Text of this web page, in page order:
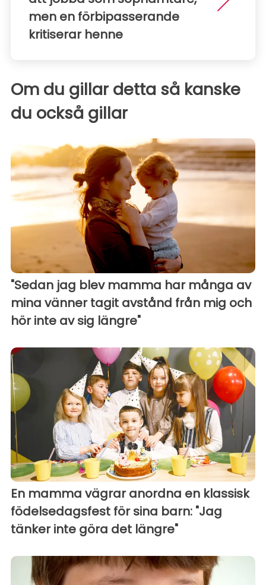
men en förbipasserande
kritiserar henne
Om du gillar detta så kanske
du också gillar
"Sedan jag blev mamma har många av
mina vänner tagit avstånd från mig och
hör inte av sig längre"
En mamma vägrar anordna en klassisk
födelsedagsfest för sina barn: "Jag
tänker inte göra det längre"